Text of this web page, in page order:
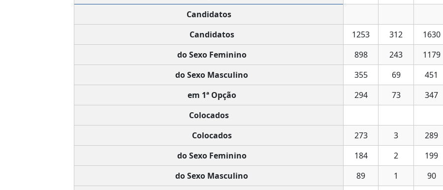
Candidatos
Candidatos
1253 312 1630
do Sexo Feminino
898 243 1179
do Sexo Masculino
355 69 451
em 1ª Opção
294 73 347
Colocados
Colocados
273 3 289
do Sexo Feminino
184 2 199
do Sexo Masculino
89 1 90